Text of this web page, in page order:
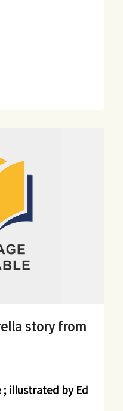
story from
; illustrated by Ed